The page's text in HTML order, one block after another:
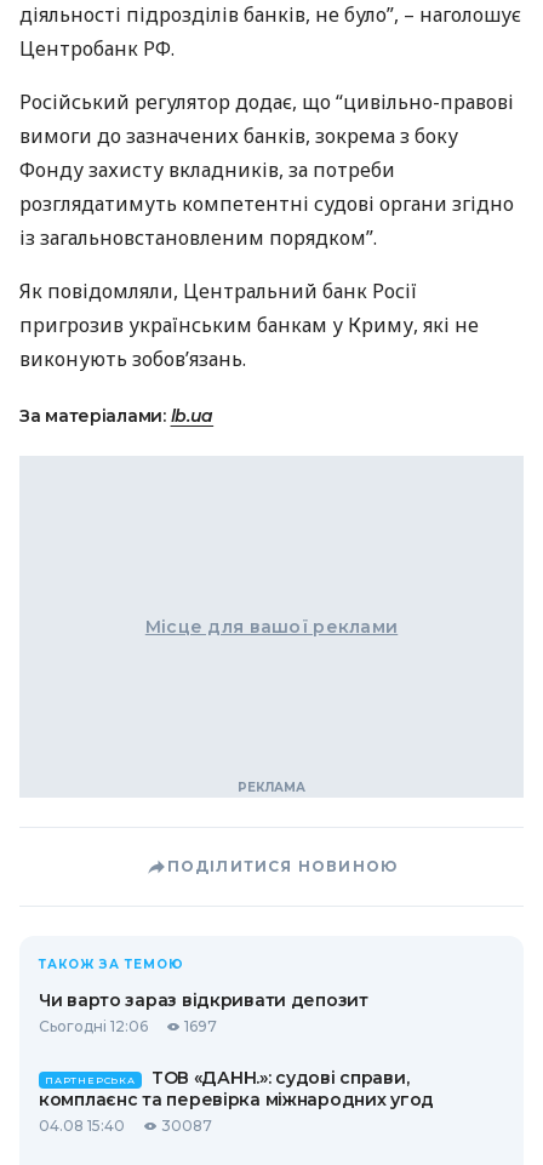
діяльності підрозділів банків, не було”, – наголошує
Центробанк РФ.
Російський регулятор додає, що “цивільно-правові
вимоги до зазначених банків, зокрема з боку
Фонду захисту вкладників, за потреби
розглядатимуть компетентні судові органи згідно
із загальновстановленим порядком”.
Як повідомляли, Центральний банк Росії
пригрозив українським банкам у Криму, які не
виконують зобов’язань.
За матеріалами: lb.ua
Місце для вашої реклами
ПОДІЛИТИСЯ НОВИНОЮ
ТАКОЖ ЗА ТЕМОЮ
Чи варто зараз відкривати депозит
Сьогодні 12:06 1697
ПАРТНЕРСЬКА
ТОВ «ДАНН.»: судові справи,
комплаєнс та перевірка міжнародних угод
04.08 15:40 30087